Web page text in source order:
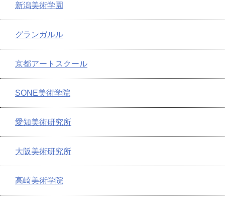
新潟美術学園
グランガルル
京都アートスクール
SONE美術学院
愛知美術研究所
大阪美術研究所
高崎美術学院